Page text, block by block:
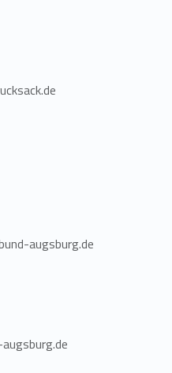
augsburg.de